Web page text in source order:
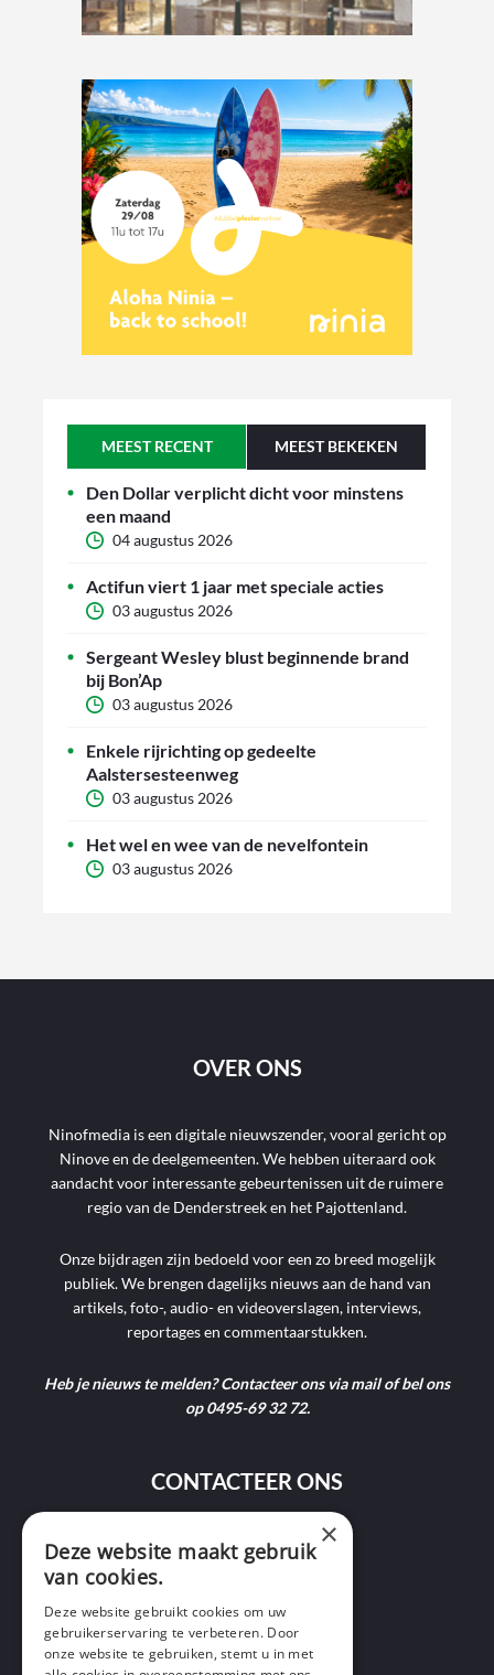
MEEST RECENT MEEST BEKEKEN
Den Dollar verplicht dicht voor minstens
een maand
04 augustus 2026
Actifun viert 1 jaar met speciale acties
03 augustus 2026
Sergeant Wesley blust beginnende brand
bij Bon’Ap
03 augustus 2026
Enkele rijrichting op gedeelte
Aalstersesteenweg
03 augustus 2026
Het wel en wee van de nevelfontein
03 augustus 2026
OVER ONS
Ninofmedia is een digitale nieuwszender, vooral gericht op
Ninove en de deelgemeenten. We hebben uiteraard ook
aandacht voor interessante gebeurtenissen uit de ruimere
regio van de Denderstreek en het Pajottenland.
Onze bijdragen zijn bedoeld voor een zo breed mogelijk
publiek. We brengen dagelijks nieuws aan de hand van
artikels, foto-, audio- en videoverslagen, interviews,
reportages en commentaarstukken.
Heb je nieuws te melden? Contacteer ons via mail of bel ons
op 0495-69 32 72.
CONTACTEER ONS
9400 Ninove
+32 495 69 32 72
×
Deze website maakt gebruik
van cookies.
Deze website gebruikt cookies om uw
gebruikerservaring te verbeteren. Door
onze website te gebruiken, stemt u in met